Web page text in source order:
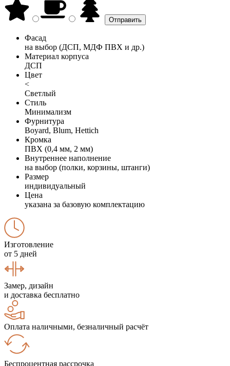
Фасад
на выбор (ДСП, МДФ ПВХ и др.)
Материал корпуса
ДСП
Цвет
<
Светлый
Стиль
Минимализм
Фурнитура
Boyard, Blum, Hettich
Кромка
ПВХ (0,4 мм, 2 мм)
Внутреннее наполнение
на выбор (полки, корзины, штанги)
Размер
индивидуальный
Цена
указана за базовую комплектацию
Изготовление
от 5 дней
Замер, дизайн
и доставка бесплатно
Оплата наличными, безналичный расчёт
Беспроцентная рассрочка